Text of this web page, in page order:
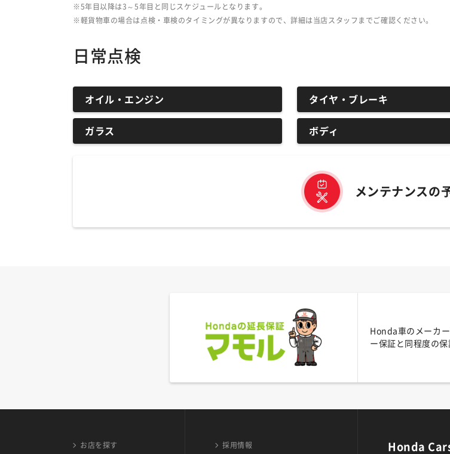
5年目以降は3～5年目と同じスケジュールとなります。
軽貨物車の場合は点検・車検のタイミングが異なりますので、詳細は当店スタッフまでご確認ください。
日常点検
オイル・エンジン タイヤ・ブレーキ
ガラス ボディ
メンテナンスの
Honda車のメーカ
ー保証と同程度の保
お店を探す 採用情報 Honda